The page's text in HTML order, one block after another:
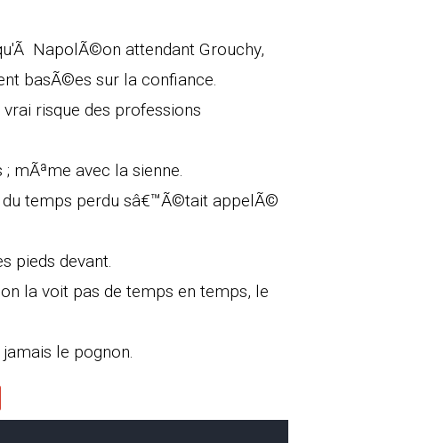
NapolÃ©on attendant Grouchy,
basÃ©es sur la confiance.
risque des professions
mÃªme avec la sienne.
temps perdu sâ€™Ã©tait appelÃ©
pieds devant.
la voit pas de temps en temps, le
le pognon.